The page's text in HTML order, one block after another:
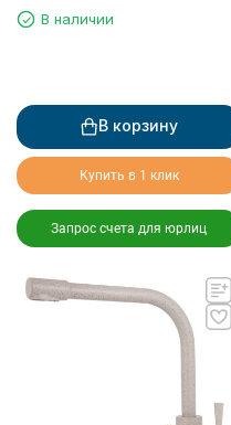
В наличии
В корзину
Купить в 1 клик
Запрос счета для юрлиц